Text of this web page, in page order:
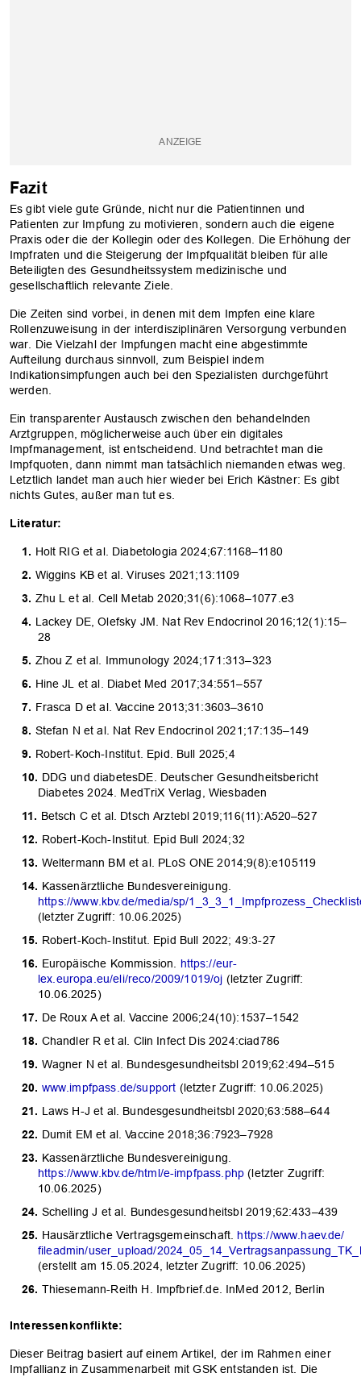
Fazit
Es gibt viele gute Gründe, nicht nur die Patientinnen und
Patienten zur Impfung zu motivieren, sondern auch die eigene
Praxis oder die der Kollegin oder des Kollegen. Die Erhöhung der
Impfraten und die Steigerung der Impfqualität bleiben für alle
Beteiligten des Gesundheitssystem medizinische und
gesellschaftlich relevante Ziele.
Die Zeiten sind vorbei, in denen mit dem Impfen eine klare
Rollenzuweisung in der interdisziplinären Versorgung verbunden
war. Die Vielzahl der Impfungen macht eine abgestimmte
Aufteilung durchaus sinnvoll, zum Beispiel indem
Indikationsimpfungen auch bei den Spezialisten durchgeführt
werden.
Ein transparenter Austausch zwischen den behandelnden
Arztgruppen, möglicherweise auch über ein digitales
Impfmanagement, ist entscheidend. Und betrachtet man die
Impfquoten, dann nimmt man tatsächlich niemanden etwas weg.
Letztlich landet man auch hier wieder bei Erich Kästner: Es gibt
nichts Gutes, außer man tut es.
Literatur:
Holt RIG et al. Diabetologia 2024;67:1168–1180
Wiggins KB et al. Viruses 2021;13:1109
Zhu L et al. Cell Metab 2020;31(6):1068–1077.e3
Lackey DE, Olefsky JM. Nat Rev Endocrinol 2016;12(1):15–
28
Zhou Z et al. Immunology 2024;171:313–323
Hine JL et al. Diabet Med 2017;34:551–557
Frasca D et al. Vaccine 2013;31:3603–3610
Stefan N et al. Nat Rev Endocrinol 2021;17:135–149
Robert-Koch-Institut. Epid. Bull 2025;4
DDG und diabetesDE. Deutscher Gesundheitsbericht
Diabetes 2024. MedTriX Verlag, Wiesbaden
Betsch C et al. Dtsch Arztebl 2019;116(11):A520–527
Robert-Koch-Institut. Epid Bull 2024;32
Weltermann BM et al. PLoS ONE 2014;9(8):e105119
Kassenärztliche Bundesvereinigung.
https://www.kbv.de/media/sp/
(letzter Zugriff: 10.06.2025)
Robert-Koch-Institut. Epid Bull 2022; 49:3-27
Europäische Kommission. https://eur-
lex.europa.eu/eli/reco/2009/1019/oj (letzter Zugriff:
10.06.2025)
De Roux A et al. Vaccine 2006;24(10):1537–1542
Chandler R et al. Clin Infect Dis 2024:ciad786
Wagner N et al. Bundesgesundheitsbl 2019;62:494–515
www.impfpass.de/support (letzter Zugriff: 10.06.2025)
Laws H-J et al. Bundesgesundheitsbl 2020;63:588–644
Dumit EM et al. Vaccine 2018;36:7923–7928
Kassenärztliche Bundesvereinigung.
https://www.kbv.de/html/e-impfpass.php (letzter Zugriff:
10.06.2025)
Schelling J et al. Bundesgesundheitsbl 2019;62:433–439
Hausärztliche Vertragsgemeinschaft. https://www.haev.de/
fileadmin/user_upload/
(erstellt am 15.05.2024, letzter Zugriff: 10.06.2025)
Thiesemann-Reith H. Impfbrief.de. InMed 2012, Berlin
Interessenkonflikte:
Dieser Beitrag basiert auf einem Artikel, der im Rahmen einer
Impfallianz in Zusammenarbeit mit GSK entstanden ist. Die